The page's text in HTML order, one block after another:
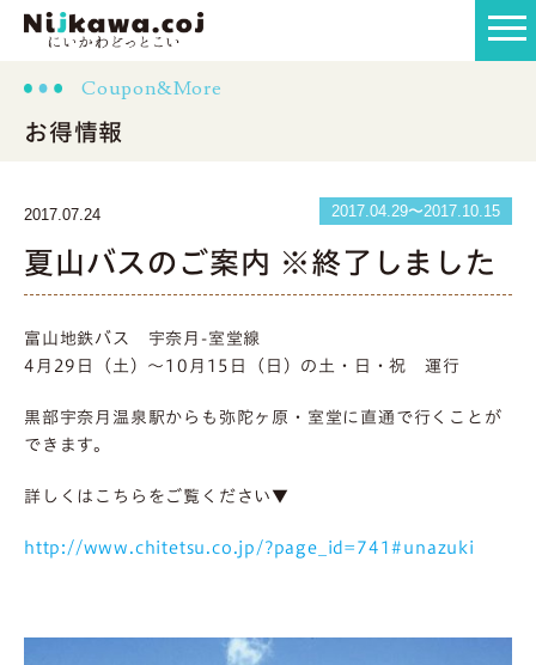
Coupon&More
お得情報
2017.07.24 2017.04.29〜2017.10.15
夏山バスのご案内 ※終了しました
富山地鉄バス 宇奈月-室堂線
4月29日（土）～10月15日（日）の土・日・祝 運行
黒部宇奈月温泉駅からも弥陀ヶ原・室堂に直通で行くことが
できます。
詳しくはこちらをご覧ください▼
http://www.chitetsu.co.jp/?page_id=741#unazuki